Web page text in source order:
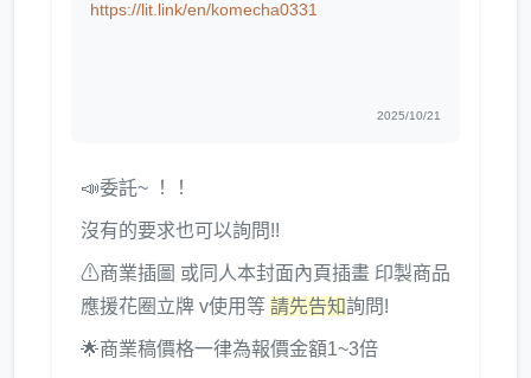
https://lit.link/en/komecha0331
2025/10/21
📣委託~ ！！
沒有的要求也可以詢問!!
⚠商業插圖 或同人本封面內頁插畫 印製商品
應援花圈立牌 v使用等 請先告知詢問!
🌟商業稿價格一律為報價金額1~3倍